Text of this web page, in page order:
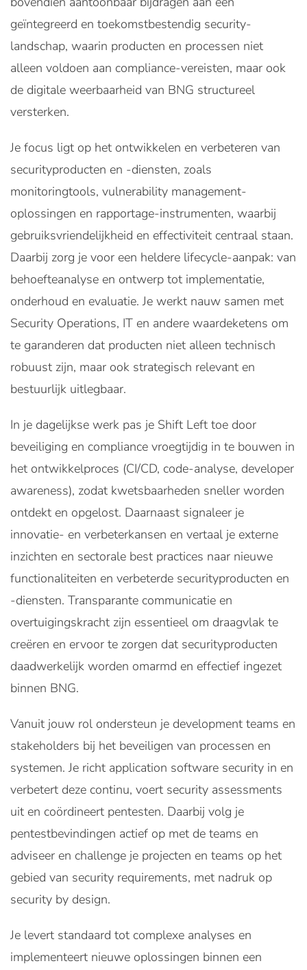
geïntegreerd en toekomstbestendig security-
landschap, waarin producten en processen niet
alleen voldoen aan compliance-vereisten, maar ook
de digitale weerbaarheid van BNG structureel
versterken.
Je focus ligt op het ontwikkelen en verbeteren van
securityproducten en -diensten, zoals
monitoringtools, vulnerability management-
oplossingen en rapportage-instrumenten, waarbij
gebruiksvriendelijkheid en effectiviteit centraal staan.
Daarbij zorg je voor een heldere lifecycle-aanpak: van
behoefteanalyse en ontwerp tot implementatie,
onderhoud en evaluatie. Je werkt nauw samen met
Security Operations, IT en andere waardeketens om
te garanderen dat producten niet alleen technisch
robuust zijn, maar ook strategisch relevant en
bestuurlijk uitlegbaar.
In je dagelijkse werk pas je Shift Left toe door
beveiliging en compliance vroegtijdig in te bouwen in
het ontwikkelproces (CI/CD, code-analyse, developer
awareness), zodat kwetsbaarheden sneller worden
ontdekt en opgelost. Daarnaast signaleer je
innovatie- en verbeterkansen en vertaal je externe
inzichten en sectorale best practices naar nieuwe
functionaliteiten en verbeterde securityproducten en
-diensten. Transparante communicatie en
overtuigingskracht zijn essentieel om draagvlak te
creëren en ervoor te zorgen dat securityproducten
daadwerkelijk worden omarmd en effectief ingezet
binnen BNG.
Vanuit jouw rol ondersteun je development teams en
stakeholders bij het beveiligen van processen en
systemen. Je richt application software security in en
verbetert deze continu, voert security assessments
uit en coördineert pentesten. Daarbij volg je
pentestbevindingen actief op met de teams en
adviseer en challenge je projecten en teams op het
gebied van security requirements, met nadruk op
security by design.
Je levert standaard tot complexe analyses en
implementeert nieuwe oplossingen binnen een